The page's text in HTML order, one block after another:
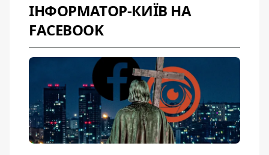
ІНФОРМАТОР-КИЇВ НА
FACEBOOK